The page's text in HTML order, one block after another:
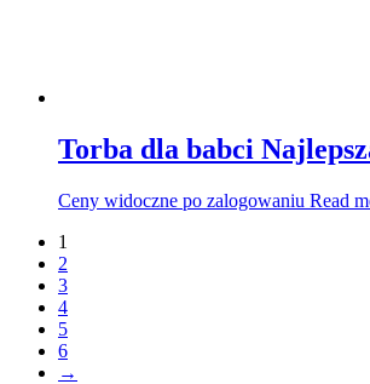
Torba dla babci
Ceny widoczne po zalogowaniu Read
1
2
3
4
5
6
→